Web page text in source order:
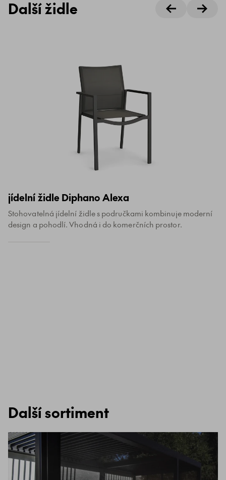
Další židle
jídelní židle Diphano Alexa
Stohovatelná jídelní židle s područkami kombinuje moderní
design a pohodlí. Vhodná i do komerčních prostor.
Další sortiment